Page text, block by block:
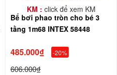
KM : click để xem KM
Bể bơi phao tròn cho bé 3
tầng 1m68 INTEX 58448
485.000₫ -20%
606.000₫